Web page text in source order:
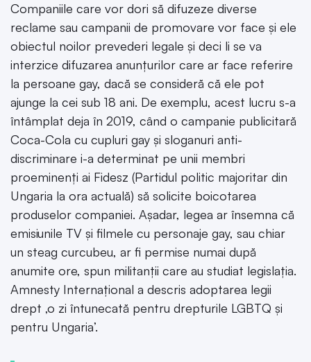
Companiile care vor dori să difuzeze diverse
reclame sau campanii de promovare vor face și ele
obiectul noilor prevederi legale și deci li se va
interzice difuzarea anunțurilor care ar face referire
la persoane gay, dacă se consideră că ele pot
ajunge la cei sub 18 ani. De exemplu, acest lucru s-a
întâmplat deja în 2019, când o campanie publicitară
Coca-Cola cu cupluri gay și sloganuri anti-
discriminare i-a determinat pe unii membri
proeminenți ai Fidesz (Partidul politic majoritar din
Ungaria la ora actuală) să solicite boicotarea
produselor companiei. Așadar, legea ar însemna că
emisiunile TV și filmele cu personaje gay, sau chiar
un steag curcubeu, ar fi permise numai după
anumite ore, spun militanții care au studiat legislația.
Amnesty Internațional a descris adoptarea legii
drept ‚o zi întunecată pentru drepturile LGBTQ și
pentru Ungaria’.